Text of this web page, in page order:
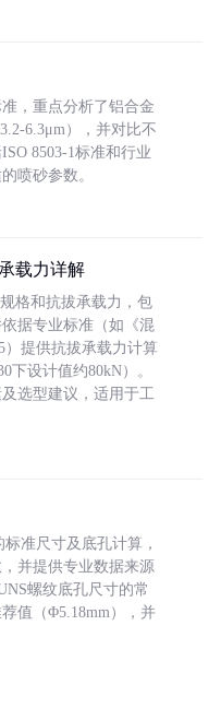
，重点分析了铝合金
6.3μm），并对比不
8503-1标准和行业
喷砂参数。
载力详解
格和抗拔承载力，包
据专业标准（如《混
）提供抗拔承载力计算
下设计值约80kN）。
选型建议，适用于工
准尺寸及底孔计算，
并提供专业数据来源
螺纹底孔尺寸的常
值（Φ5.18mm），并